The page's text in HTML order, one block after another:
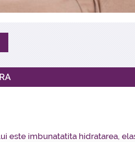
este imbunatatita hidratarea,